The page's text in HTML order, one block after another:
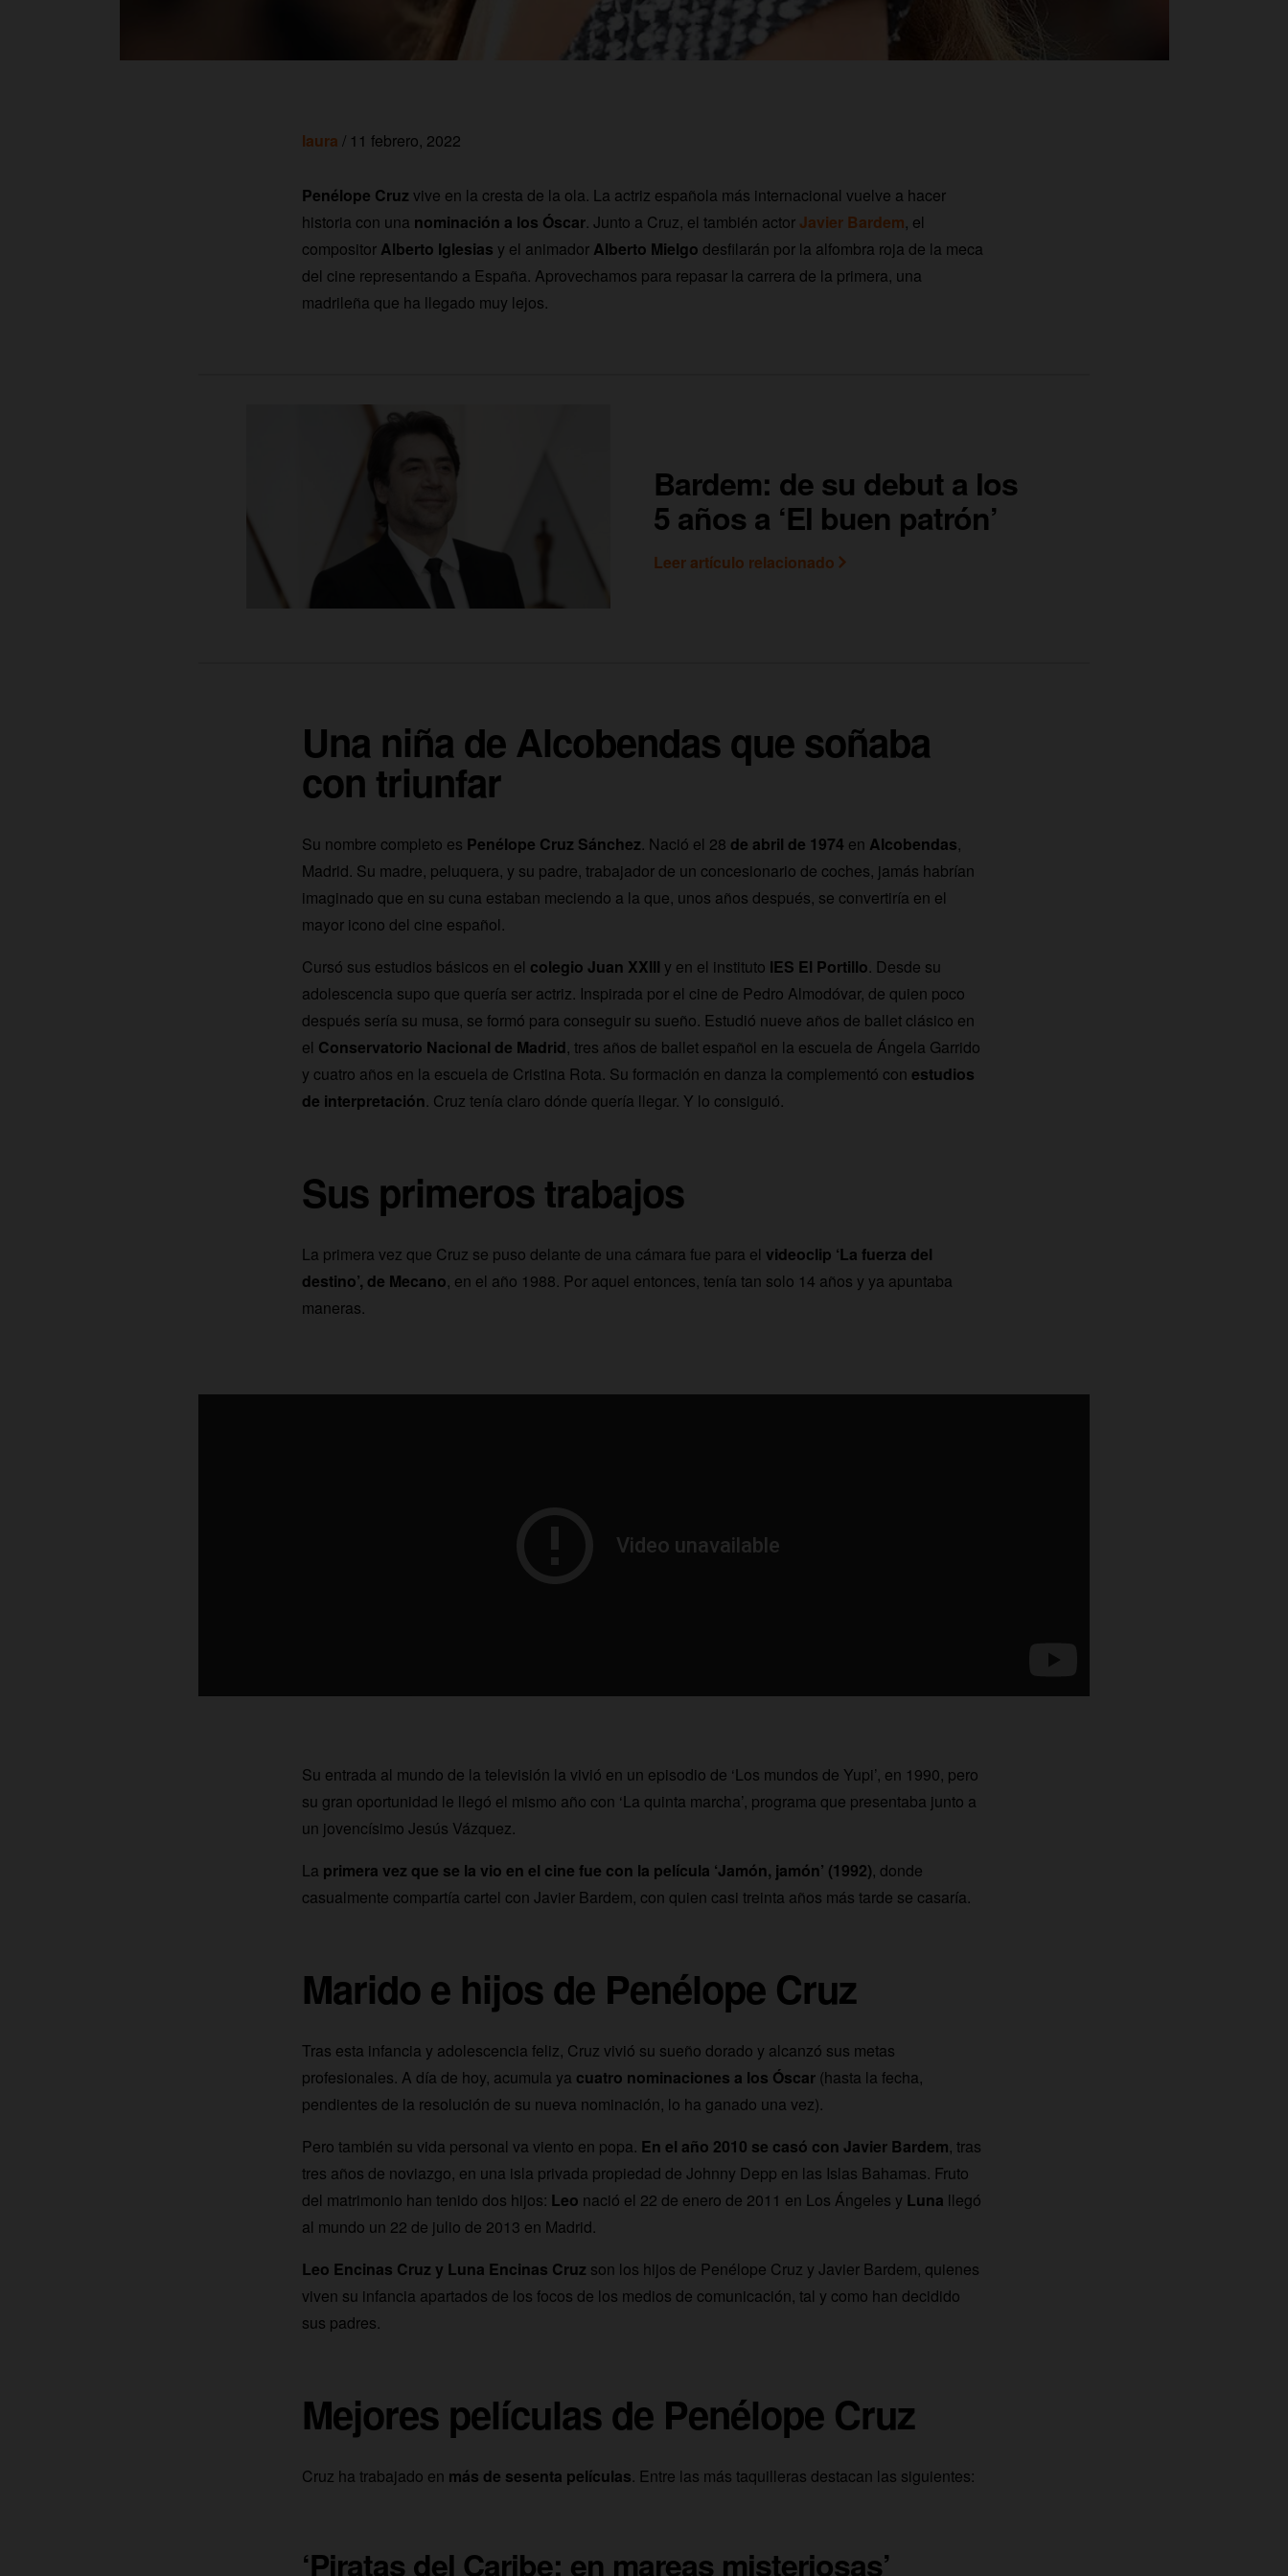
laura / 11 febrero, 2022
Penélope Cruz vive en la cresta de la ola. La actriz española más internacional vuelve a hacer
historia con una nominación a los Óscar. Junto a Cruz, el también actor Javier Bardem, el
compositor Alberto Iglesias y el animadorAlberto Mielgo desfilarán por la alfombra roja de la meca
del cine representando a España. Aprovechamos para repasar la carrera de la primera, una
madrileña que ha llegado muy lejos.
Bardem: de su debut a los
5 años a ‘El buen patrón’
Leer artículo relacionado
Una niña de Alcobendas que soñaba
con triunfar
Su nombre completo es Penélope Cruz Sánchez. Nació el 28 de abril de 1974 en Alcobendas,
Madrid. Su madre, peluquera, y su padre, trabajador de un concesionario de coches, jamás habrían
imaginado que en su cuna estaban meciendo a la que, unos años después, se convertiría en el
mayor icono del cine español.
Cursó sus estudios básicos en el colegio Juan XXIII y en el instituto IES El Portillo. Desde su
adolescencia supo que quería ser actriz. Inspirada por el cine de Pedro Almodóvar, de quien poco
después sería su musa, se formó para conseguir su sueño. Estudió nueve años de ballet clásico en
el Conservatorio Nacional de Madrid, tres años de ballet español en la escuela de Ángela Garrido
y cuatro años en la escuela de Cristina Rota. Su formación en danza la complementó con estudios
de interpretación. Cruz tenía claro dónde quería llegar. Y lo consiguió.
Sus primeros trabajos
La primera vez que Cruz se puso delante de una cámara fue para el videoclip ‘La fuerza del
destino’, de Mecano, en el año 1988. Por aquel entonces, tenía tan solo 14 años y ya apuntaba
maneras.
Su entrada al mundo de la televisión la vivió en un episodio de ‘Los mundos de Yupi’, en 1990, pero
su gran oportunidad le llegó el mismo año con ‘La quinta marcha’, programa que presentaba junto a
un jovencísimo Jesús Vázquez.
La primera vez que se la vio en el cine fue con la película ‘Jamón, jamón’ (1992), donde
casualmente compartía cartel con Javier Bardem, con quien casi treinta años más tarde se casaría.
Marido e hijos de Penélope Cruz
Tras esta infancia y adolescencia feliz, Cruz vivió su sueño dorado y alcanzó sus metas
profesionales. A día de hoy, acumula ya cuatro nominaciones a los Óscar(hasta la fecha,
pendientes de la resolución de su nueva nominación, lo ha ganado una vez).
Pero también su vida personal va viento en popa. En el año 2010 se casó con Javier Bardem, tras
tres años de noviazgo, en una isla privada propiedad de Johnny Depp en las Islas Bahamas. Fruto
del matrimonio han tenido dos hijos: Leo nació el 22 de enero de 2011 en Los Ángeles y Luna llegó
al mundo un 22 de julio de 2013 en Madrid.
Leo Encinas Cruz y Luna Encinas Cruz son los hijos de Penélope Cruz y Javier Bardem, quienes
viven su infancia apartados de los focos de los medios de comunicación, tal y como han decidido
sus padres.
Mejores películas de Penélope Cruz
Cruz ha trabajado en más de sesenta películas. Entre las más taquilleras destacan las siguientes:
‘Piratas del Caribe: en mareas misteriosas’